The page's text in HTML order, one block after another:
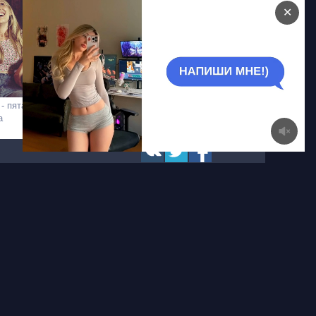
Волшебные лимонные
дольки
пятая
✕